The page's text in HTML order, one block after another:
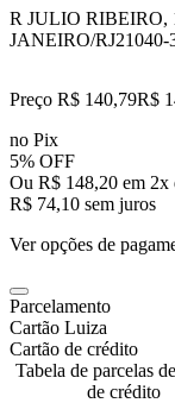
R JULIO RIBEIRO,
JANEIRO/RJ21040-
Preço R$ 140,79R$
no Pix
5% OFF
Ou R$ 148,20 em 2x
R$ 74,10 sem juros
Ver opções de
Parcelamento
Cartão Luiza
Cartão de crédito
Tabela de parcelas
de crédito